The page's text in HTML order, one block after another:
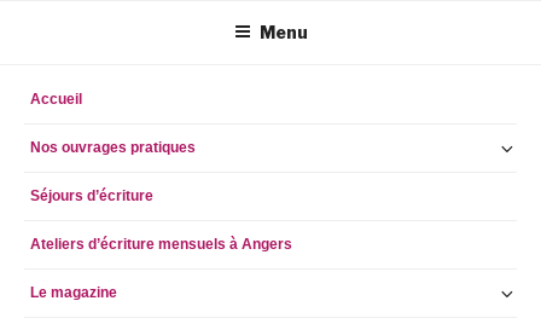
principal
Menu
Accueil
Nos ouvrages pratiques
Séjours d’écriture
Ateliers d’écriture mensuels à Angers
Le magazine